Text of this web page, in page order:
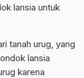
lansia untuk
tanah urug, yang
lansia
karena